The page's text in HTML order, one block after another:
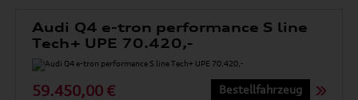
Audi Q4 e-tron performance S line
Tech+ UPE 70.420,-
59.450,00 € Bestellfahrzeug